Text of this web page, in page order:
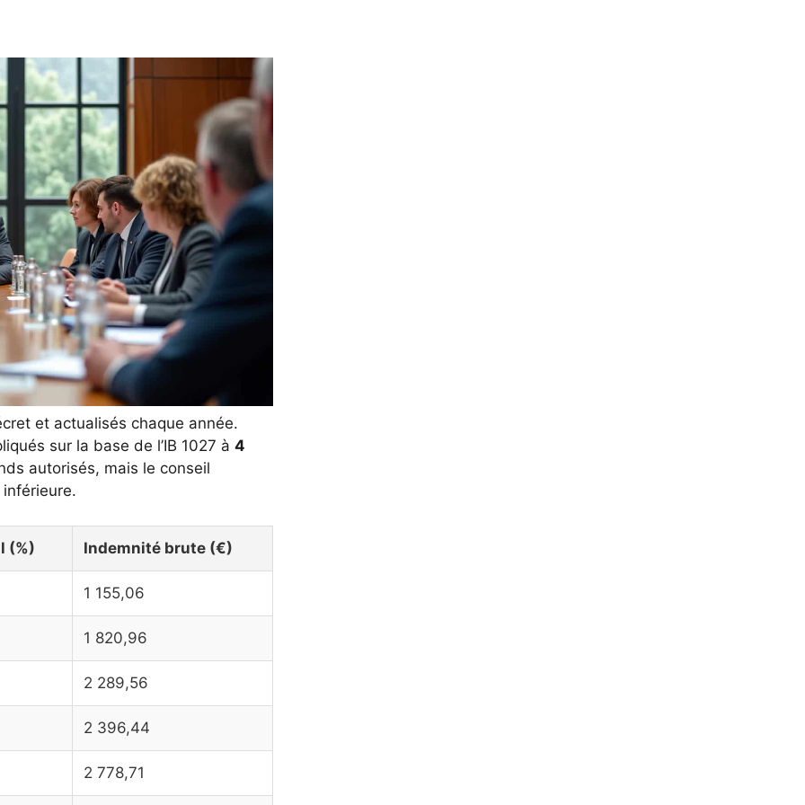
et actualisés chaque année.
sur la base de l’IB 1027 à 4
autorisés, mais le conseil
(%) Indemnité brute (€)
1 155,06
1 820,96
2 289,56
2 396,44
2 778,71